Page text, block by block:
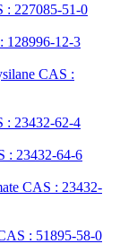
: 227085-51-0
128996-12-3
CAS :
: 23432-62-4
: 23432-64-6
CAS : 23432-
: 51895-58-0